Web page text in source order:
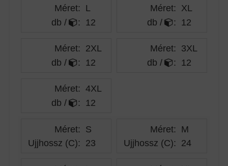
Méret: L
db /
: 12
Méret: XL
db /
: 12
Méret: 2XL
db /
: 12
Méret: 3XL
db /
: 12
Méret: 4XL
db /
: 12
Méret: S
Ujjhossz (C): 23
Méret: M
Ujjhossz (C): 24